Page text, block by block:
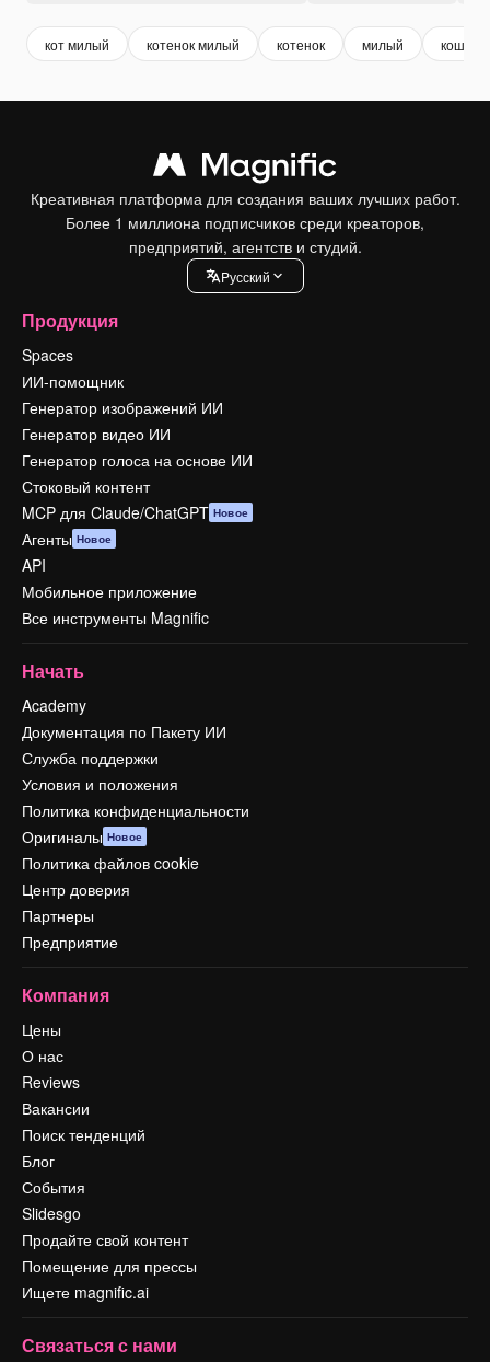
кот милый котенок милый котенок милый кошки
Креативная платформа для создания ваших лучших работ.
Более 1 миллиона подписчиков среди креаторов,
предприятий, агентств и студий.
Pусский
Продукция
Spaces
ИИ-помощник
Генератор изображений ИИ
Генератор видео ИИ
Генератор голоса на основе ИИ
Стоковый контент
MCP для Claude/ChatGPT Новое
Агенты Новое
API
Мобильное приложение
Все инструменты Magnific
Начать
Academy
Документация по Пакету ИИ
Служба поддержки
Условия и положения
Политика конфиденциальности
Оригиналы Новое
Политика файлов cookie
Центр доверия
Партнеры
Предприятие
Компания
Цены
О нас
Reviews
Вакансии
Поиск тенденций
Блог
События
Slidesgo
Продайте свой контент
Помещение для прессы
Ищете magnific.ai
Связаться с нами